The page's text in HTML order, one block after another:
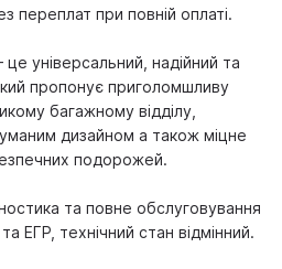
переплат при повній оплаті.
універсальний, надійний та
пропонує приголомшливу
багажному відділу,
дизайном а також міцне
подорожей.
та повне обслуговування
ЕГР, технічний стан відмінний.